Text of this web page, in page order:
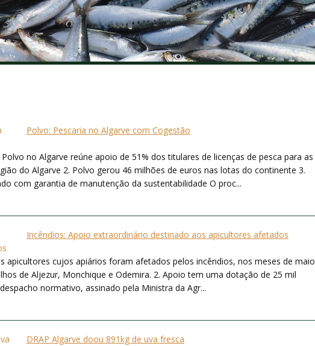
Polvo: Pescaria no Algarve com Cogestão
no Algarve reúne apoio de 51% dos titulares de licenças de pesca para as
do Algarve 2. Polvo gerou 46 milhões de euros nas lotas do continente 3.
com garantia de manutenção da sustentabilidade O proc...
Incêndios: Apoio extraordinário destinado aos apicultores afetados
apicultores cujos apiários foram afetados pelos incêndios, nos meses de maio
de Aljezur, Monchique e Odemira. 2. Apoio tem uma dotação de 25 mil
normativo, assinado pela Ministra da Agr...
DRAP Algarve doou 891kg de uva fresca